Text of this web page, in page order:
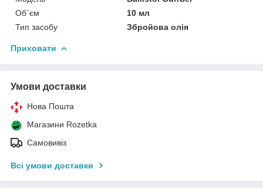
Об`єм
10 мл
Тип засобу
Збройова олія
Приховати
Умови доставки
Нова Пошта
Магазини Rozetka
Самовивіз
Всі умови доставки